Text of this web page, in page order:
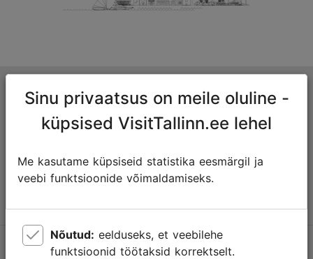
Tallinna turismiinfokeskus
Niguliste 2, 10146 Tallinn, Eesti
info@visittallinn.ee
Jälgi meid @ VisitTallinn
Sinu privaatsus on meile oluline -
küpsised VisitTallinn.ee lehel
Me kasutame küpsiseid statistika eesmärgil ja
veebi funktsioonide võimaldamiseks.
Nõutud:
funktsioonid töötaksid korrektselt.